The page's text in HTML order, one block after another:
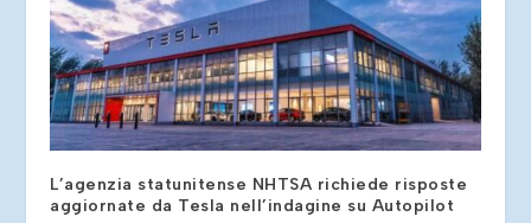
L’agenzia statunitense NHTSA richiede risposte
aggiornate da Tesla nell’indagine su Autopilot